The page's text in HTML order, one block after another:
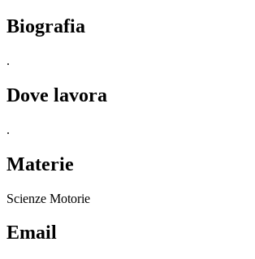
Biografia
.
Dove lavora
.
Materie
Scienze Motorie
Email